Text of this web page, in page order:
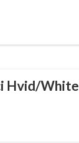
Hvid/White